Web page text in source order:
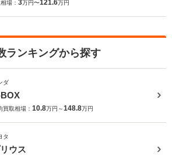
場： 3万円〜121.6万円
ランキングから探す
ダ
買取相場： 10.8万円～148.8万円
タ
ウス